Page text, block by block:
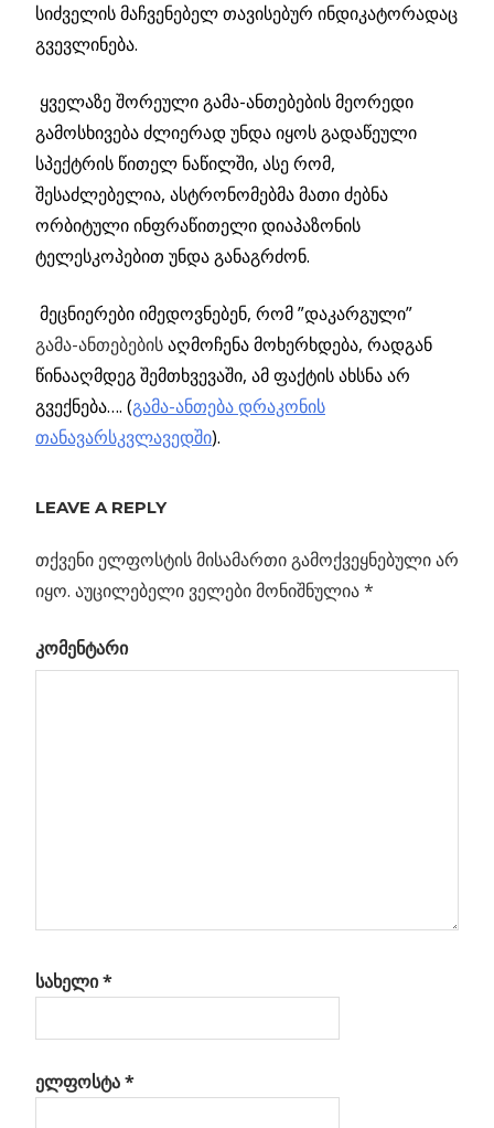
სიძველის მაჩვენებელ თავისებურ ინდიკატორადაც
გვევლინება.
ყველაზე შორეული გამა-ანთებების მეორედი
გამოსხივება ძლიერად უნდა იყოს გადაწეული
სპექტრის წითელ ნაწილში, ასე რომ,
შესაძლებელია, ასტრონომებმა მათი ძებნა
ორბიტული ინფრაწითელი დიაპაზონის
ტელესკოპებით უნდა განაგრძონ.
მეცნიერები იმედოვნებენ, რომ ”დაკარგული”
გამა-ანთებებისაღმოჩენა მოხერხდება, რადგან
წინააღმდეგ შემთხვევაში, ამ ფაქტის ახსნა არ
გვექნება…. (გამა-ანთება დრაკონის
თანავარსკვლავედში).
ᲐᲜᲗᲔᲑᲔᲑᲘ
ნავიგაცია
Previous
უცნაური
გალაქტიკის
LEAVE A REPLY
თქვენი ელფოსტის მისამართი გამოქვეყნებული არ
იყო. აუცილებელი ველები მონიშნულია*
კომენტარი
სახელი*
ელფოსტა*